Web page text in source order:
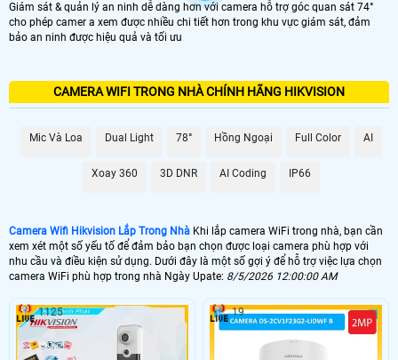
TRỌN BỘ CAMERA TRONG NHÀ
TRONG NHÀ GIÁ RẺ
CAMERA WIFI HIKVISION KBVISION DÙNG
CAMERA WIFI HIKVISION HIKVISION
Giám sát & quản lý an ninh dễ dàng hơn với camera hỗ trợ góc quan sát 74°
cho phép camer a xem được nhiều chi tiết hơn trong khu vực giám sát, đảm
bảo an ninh được hiệu quả và tối ưu
CAMERA WIFI TRONG NHÀ CHÍNH HÃNG HIKVISION
Mic Và Loa Dual Light 78° Hồng Ngoại Full Color AI
Xoay 360 3D DNR AI Coding IP66
Camera Wifi Hikvision Lắp Trong Nhà Khi lắp camera WiFi trong nhà, bạn cần
xem xét một số yếu tố để đảm bảo bạn chọn được loại camera phù hợp với
nhu cầu và điều kiện sử dụng. Dưới đây là một số gợi ý để hỗ trợ việc lựa chọn
camera WiFi phù hợp trong nhà Ngày Upate: 8/5/2026 12:00:00 AM
1125 19